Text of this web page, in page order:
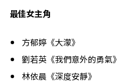
最佳女主角
方郁婷《大濛》
劉若英《我們意外的勇氣》
林依晨《深度安靜》